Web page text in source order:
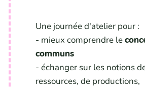
Une journée d'atelier pour :
- mieux comprendre le
communs
- échanger sur les notions
ressources, de productions,